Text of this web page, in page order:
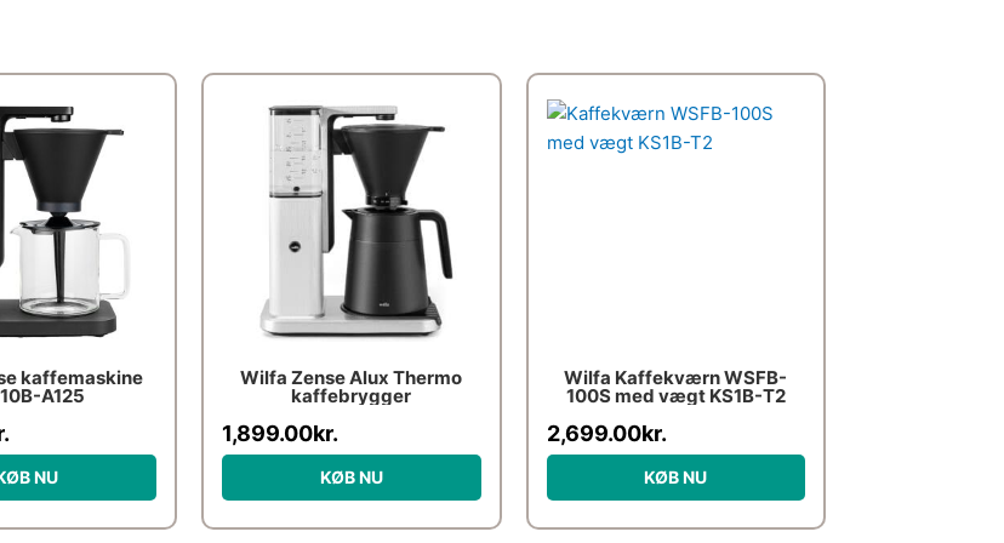
kaffemaskine
A125
NU
Wilfa Zense Alux Thermo
kaffebrygger
1,899.00kr.
KØB NU
Wilfa Kaffekværn WSFB-
100S med vægt KS1B-T2
2,699.00kr.
KØB NU